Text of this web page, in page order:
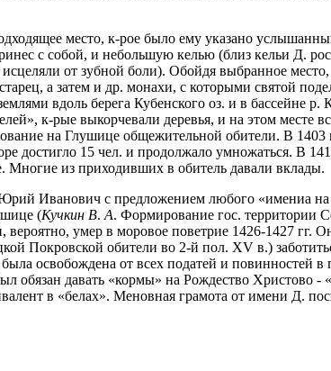
место, к-рое было ему указано
с собой, и небольшую келью (близ кельи Д.
от зубной боли). Обойдя выбранное
а затем и др. монахи, с которыми святой
вдоль берега Кубенского оз. и в бассейне
к-рые выкорчевали деревья, и на этом месте
на Глушице общежительной обители. В
достигло 15 чел. и продолжало умножаться. В
Многие из приходивших в обитель давали вклады.
Иванович с предложением любого «имениа на
(Кучкин В. А. Формирование гос.
умер в моровое поветрие 1426-1427 гг.
Покровской обители во 2-й пол. XV в.)
освобождена от всех податей и повинностей в
обязан давать «кормы» на Рождество Христово -
в «белах». Меновная грамота от имени Д.